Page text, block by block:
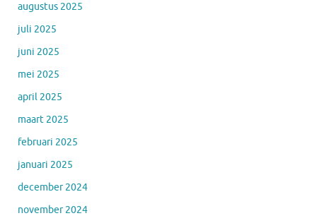
augustus 2025
juli 2025
juni 2025
mei 2025
april 2025
maart 2025
februari 2025
januari 2025
december 2024
november 2024